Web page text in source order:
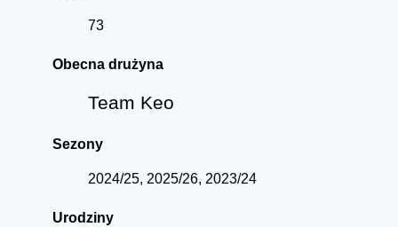
73
Obecna drużyna
Team Keo
Sezony
2024/25, 2025/26, 2023/24
Urodziny